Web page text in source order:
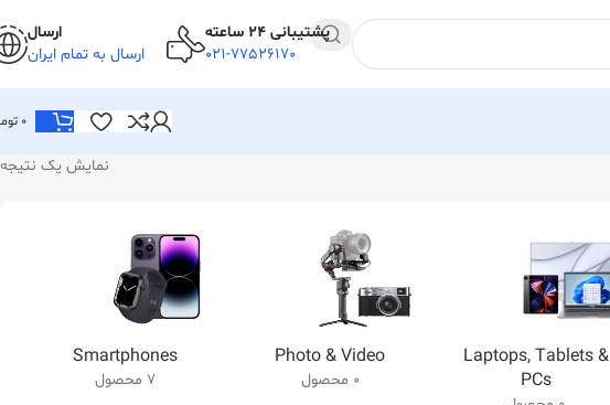
پشتیبانی 24 ساعته
021-77526170
ارسال
ارسال به تمام ایران
0
نمایش یک نتیجه
Laptops, Tablets &
PCs
Photo & Video
0 محصول
Smartphones
7 محصول